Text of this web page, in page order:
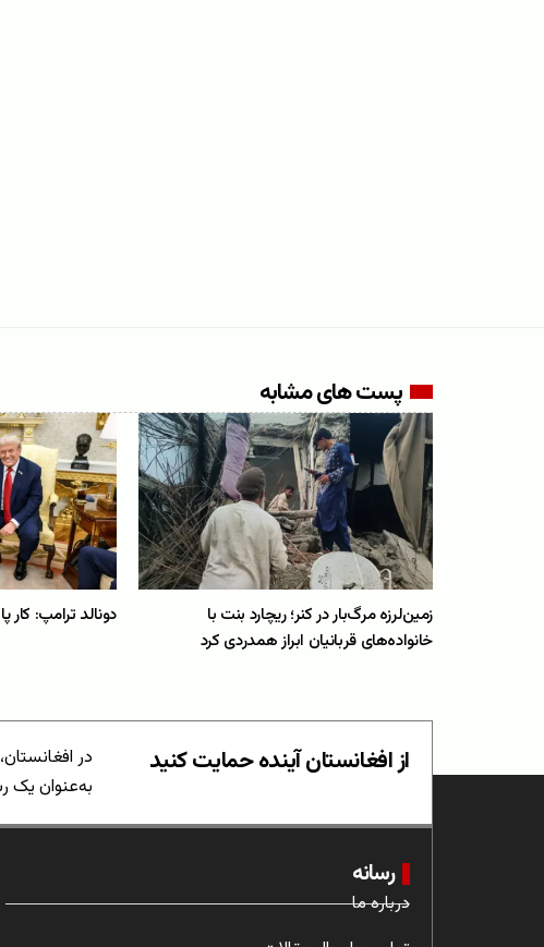
پست های مشابه
زمین‌لرزه مرگ‌بار در کنر؛ ریچارد بنت با
خانواده‌های قربانیان ابراز همدردی کرد
دونالد ترامپ: کار
از افغانستان آینده حمایت کنید
در
به‌عنوان یک
رسانه
درباره ما